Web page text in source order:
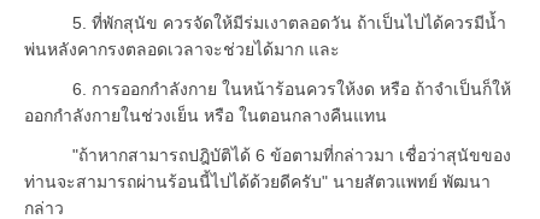
5. ที่พักสุนัข ควรจัดให้มีร่มเงาตลอดวัน ถ้าเป็นไปได้ควรมีน้ำ
พ่นหลังคากรงตลอดเวลาจะช่วยได้มาก และ
6. การออกกำลังกาย ในหน้าร้อนควรให้งด หรือ ถ้าจำเป็นก็ให้
ออกกำลังกายในช่วงเย็น หรือ ในตอนกลางคืนแทน
"ถ้าหากสามารถปฎิบัติได้ 6 ข้อตามที่กล่าวมา เชื่อว่าสุนัขของ
ท่านจะสามารถผ่านร้อนนี้ไปได้ด้วยดีครับ" นายสัตวแพทย์ พัฒนา
กล่าว